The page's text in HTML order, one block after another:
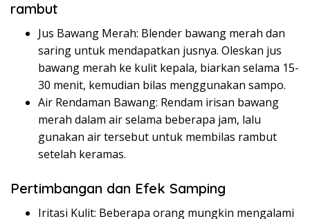
rambut
Jus Bawang Merah: Blender bawang merah dan
saring untuk mendapatkan jusnya. Oleskan jus
bawang merah ke kulit kepala, biarkan selama 15-
30 menit, kemudian bilas menggunakan sampo.
Air Rendaman Bawang: Rendam irisan bawang
merah dalam air selama beberapa jam, lalu
gunakan air tersebut untuk membilas rambut
setelah keramas.
Pertimbangan dan Efek Samping
Iritasi Kulit: Beberapa orang mungkin mengalami